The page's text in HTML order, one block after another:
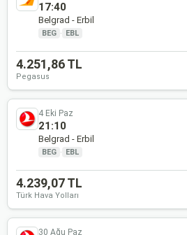
17:40
Belgrad - Erbil
BEG · EBL
4.251,86 TL
Pegasus
4 Eki Paz
21:10
Belgrad - Erbil
BEG · EBL
4.239,07 TL
Türk Hava Yolları
30 Ağu Paz